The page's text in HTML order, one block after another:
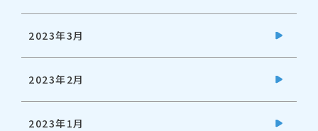
2023年3月
2023年2月
2023年1月